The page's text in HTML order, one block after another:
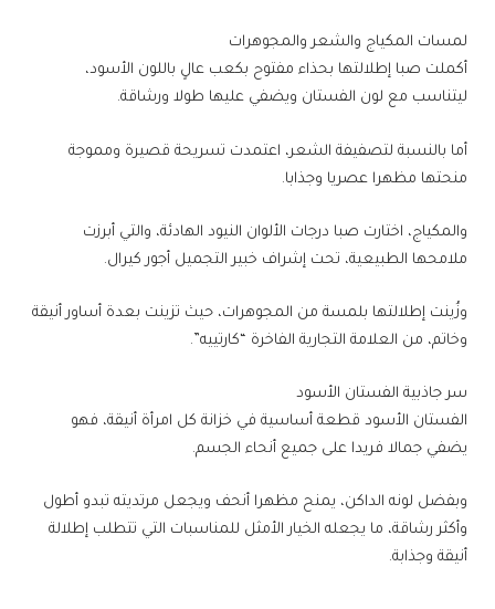
لمسات المكياج والشعر والمجوهرات
أكملت صبا إطلالتها بحذاء مفتوح بكعب عالٍ باللون الأسود،
ليتناسب مع لون الفستان ويضفي عليها طولا ورشاقة.
أما بالنسبة لتصفيفة الشعر، اعتمدت تسريحة قصيرة ومموجة
منحتها مظهرا عصريا وجذابا.
والمكياج، اختارت صبا درجات الألوان النيود الهادئة، والتي أبرزت
ملامحها الطبيعية، تحت إشراف خبير التجميل أجور كيرال.
وزُينت إطلالتها بلمسة من المجوهرات، حيث تزينت بعدة أساور أنيقة
وخاتم، من العلامة التجارية الفاخرة “كارتييه”.
سر جاذبية الفستان الأسود
الفستان الأسود قطعة أساسية في خزانة كل امرأة أنيقة، فهو
يضفي جمالا فريدا على جميع أنحاء الجسم.
وبفضل لونه الداكن، يمنح مظهرا أنحف ويجعل مرتديته تبدو أطول
وأكثر رشاقة، ما يجعله الخيار الأمثل للمناسبات التي تتطلب إطلالة
أنيقة وجذابة.